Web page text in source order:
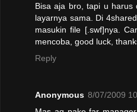
Bisa aja bro, tapi u harus
layarnya sama. Di
masukin file [.swf]nya.
mencoba, good luck,
Reply
Anonymous 8/07/2009